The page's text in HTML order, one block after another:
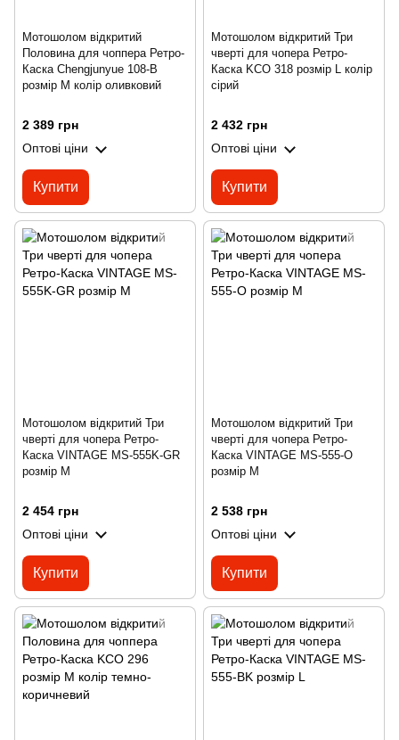
Мотошолом відкритий
Половина для чоппера Ретро-
Каска Chengjunyue 108-B
розмір M колір оливковий
2 389 грн
Оптові ціни
Купити
Мотошолом відкритий Три
чверті для чопера Ретро-
Каска KCO 318 розмір L колір
сірий
2 432 грн
Оптові ціни
Купити
Мотошолом відкритий Три
чверті для чопера Ретро-
Каска VINTAGE MS-555K-GR
розмір M
2 454 грн
Оптові ціни
Купити
Мотошолом відкритий Три
чверті для чопера Ретро-
Каска VINTAGE MS-555-O
розмір M
2 538 грн
Оптові ціни
Купити